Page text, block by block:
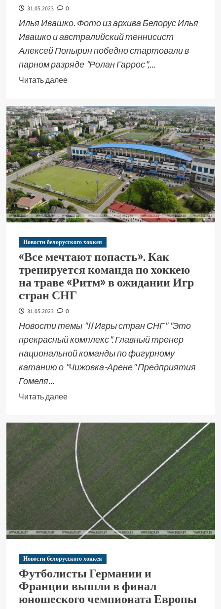
31.05.2023 0
Илья Ивашко. Фото из архива Белорус Илья
Ивашко и австралийский теннисист
Алексей Попырин победно стартовали в
парном разряде "Ролан Гаррос",...
Читать далее
Новости белорусского хоккея
«Все мечтают попасть». Как
тренируется команда по хоккею
на траве «Ритм» в ожидании Игр
стран СНГ
31.05.2023 0
Новости темы "II Игры стран СНГ" "Это
прекрасный комплекс". Главный тренер
национальной команды по фигурному
катанию о "Чижовка-Арене" Предприятия
Гомеля...
Читать далее
Новости белорусского хоккея
Футболисты Германии и
Франции вышли в финал
юношеского чемпионата Европы